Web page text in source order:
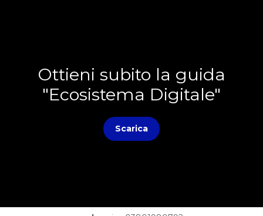
Ottieni subito la guida
"Ecosistema Digitale"
Scarica